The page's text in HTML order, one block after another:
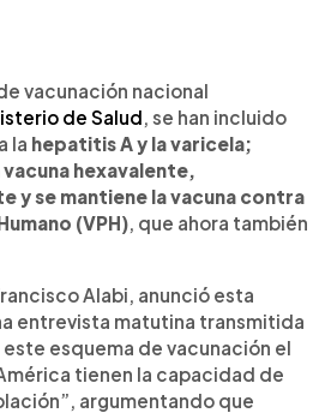
vacunación nacional
de Salud , se han incluido
la hepatitis A y la varicela;
vacuna hexavalente,
y se mantiene la vacuna contra
(VPH) , que ahora también
Alabi, anunció esta
entrevista matutina transmitida
este esquema de vacunación el
tienen la capacidad de
argumentando que